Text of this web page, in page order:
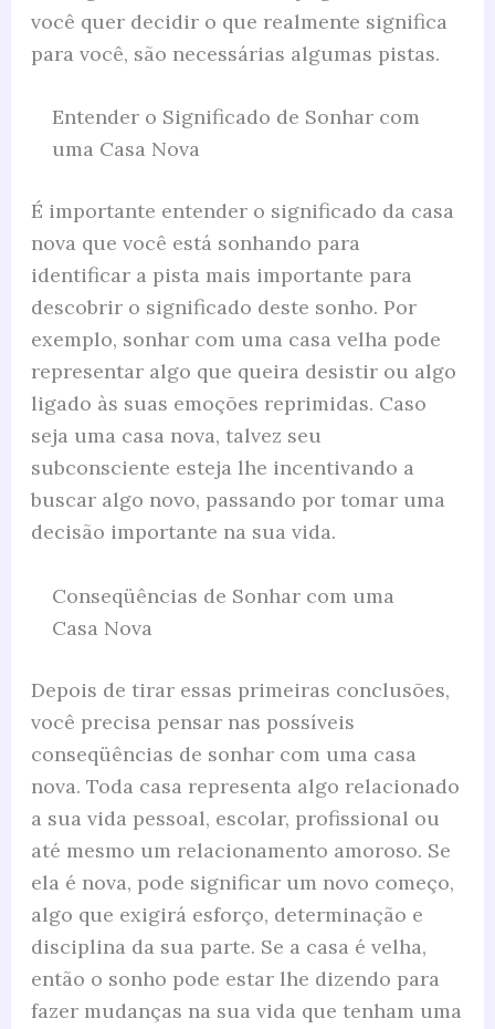
você quer decidir o que realmente significa
para você, são necessárias algumas pistas.
Entender o Significado de Sonhar com
uma Casa Nova
É importante entender o significado da casa
nova que você está sonhando para
identificar a pista mais importante para
descobrir o significado deste sonho. Por
exemplo, sonhar com uma casa velha pode
representar algo que queira desistir ou algo
ligado às suas emoções reprimidas. Caso
seja uma casa nova, talvez seu
subconsciente esteja lhe incentivando a
buscar algo novo, passando por tomar uma
decisão importante na sua vida.
Conseqüências de Sonhar com uma
Casa Nova
Depois de tirar essas primeiras conclusões,
você precisa pensar nas possíveis
conseqüências de sonhar com uma casa
nova. Toda casa representa algo relacionado
a sua vida pessoal, escolar, profissional ou
até mesmo um relacionamento amoroso. Se
ela é nova, pode significar um novo começo,
algo que exigirá esforço, determinação e
disciplina da sua parte. Se a casa é velha,
então o sonho pode estar lhe dizendo para
fazer mudanças na sua vida que tenham uma